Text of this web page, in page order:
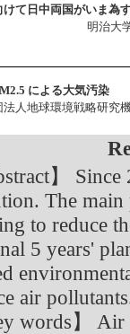
けて日中両国がいま為
明治大
による大気汚染
法人地球環境戦略研究
】
The main
to reduce
5 years'
air
words】